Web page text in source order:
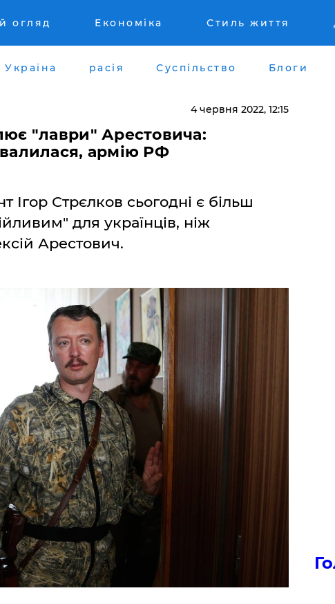
огляд Економіка Стиль життя
Україна расія Суспільство Блоги
4 червня 2022, 12:15
"лаври" Арестовича:
армію РФ
Ігор Стрєлков сьогодні є більш
для українців, ніж
Арестович.